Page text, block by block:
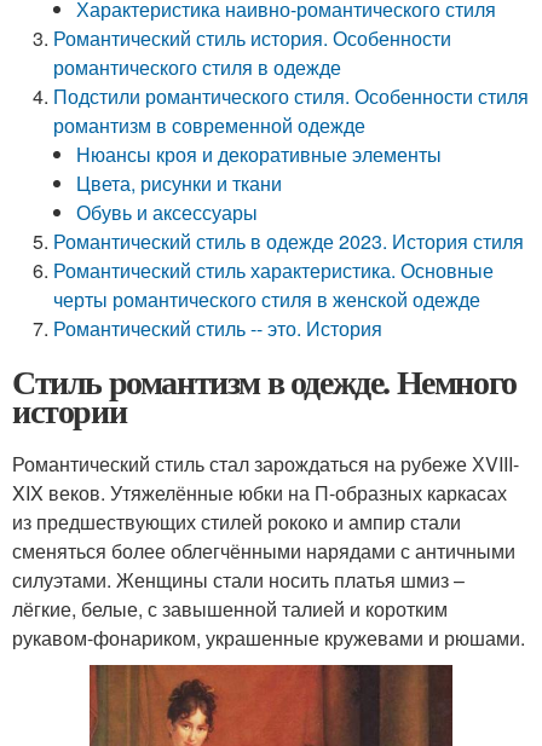
Характеристика наивно-романтического стиля
Романтический стиль история. Особенности
романтического стиля в одежде
Подстили романтического стиля. Особенности стиля
романтизм в современной одежде
Нюансы кроя и декоративные элементы
Цвета, рисунки и ткани
Обувь и аксессуары
Романтический стиль в одежде 2023. История стиля
Романтический стиль характеристика. Основные
черты романтического стиля в женской одежде
Романтический стиль -- это. История
Стиль романтизм в одежде. Немного
истории
Романтический стиль стал зарождаться на рубеже ХVIII-
XIX веков. Утяжелённые юбки на П-образных каркасах
из предшествующих стилей рококо и ампир стали
сменяться более облегчёнными нарядами с античными
силуэтами. Женщины стали носить платья шмиз –
лёгкие, белые, с завышенной талией и коротким
рукавом-фонариком, украшенные кружевами и рюшами.